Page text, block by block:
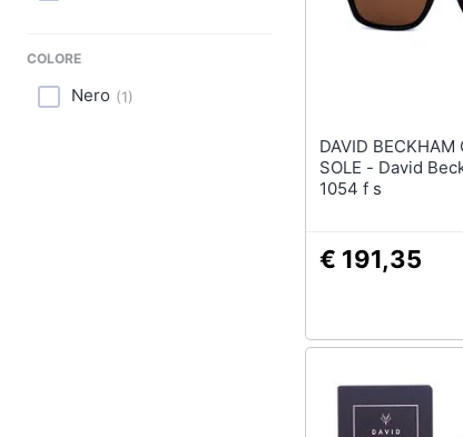
COLORE
Nero (1)
DAVID BECKHAM
SOLE - David Beckham Mod. Db
1054 f s
€ 191,35